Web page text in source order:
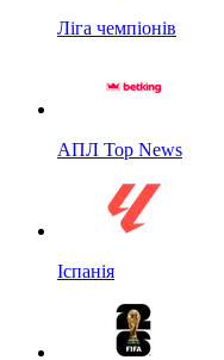
Ліга чемпіонів
АПЛ Top News
Іспанія